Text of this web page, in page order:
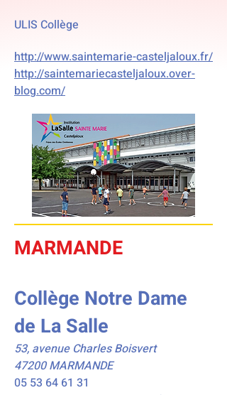
ULIS Collège
http://www.saintemarie-casteljaloux.fr/
http://saintemariecasteljaloux.over-
blog.com/
MARMANDE
Collège Notre Dame
de La Salle
53, avenue Charles Boisvert
47200 MARMANDE
05 53 64 61 31